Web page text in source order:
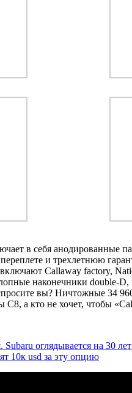
в себя анодированные
и трехлетнюю
Callaway factory,
наконечники double-
вы? Ничтожные
C8, а кто не хочет, чтобы
оглядывается на 30
10к usd за эту опцию